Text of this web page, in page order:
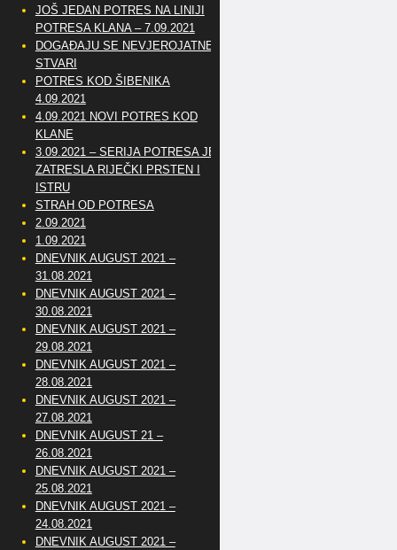
JOŠ JEDAN POTRES NA LINIJI
POTRESA KLANA – 7.09.2021
DOGAĐAJU SE NEVJEROJATNE
STVARI
POTRES KOD ŠIBENIKA
4.09.2021
4.09.2021 NOVI POTRES KOD
KLANE
3.09.2021 – SERIJA POTRESA JE
ZATRESLA RIJEČKI PRSTEN I
ISTRU
STRAH OD POTRESA
2.09.2021
1.09.2021
DNEVNIK AUGUST 2021 –
31.08.2021
DNEVNIK AUGUST 2021 –
30.08.2021
DNEVNIK AUGUST 2021 –
29.08.2021
DNEVNIK AUGUST 2021 –
28.08.2021
DNEVNIK AUGUST 2021 –
27.08.2021
DNEVNIK AUGUST 21 –
26.08.2021
DNEVNIK AUGUST 2021 –
25.08.2021
DNEVNIK AUGUST 2021 –
24.08.2021
DNEVNIK AUGUST 2021 –